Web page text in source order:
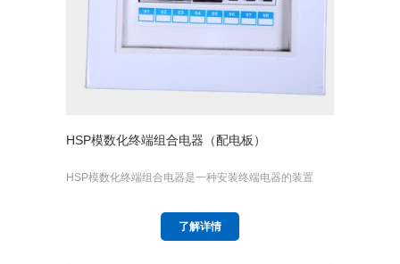
HSP模数化终端组合电器（配电板）
HSP模数化终端组合电器是一种安装终端电器的装置
了解详情